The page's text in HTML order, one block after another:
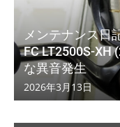
メンテナンス日
FC LT2500S-XH
な異音発生
2026年3月13日